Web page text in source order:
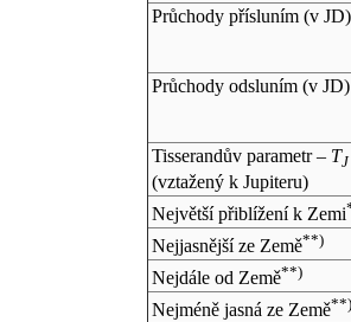
Průchody přísluním (v JD)
Průchody odsluním (v JD)
Tisserandův parametr – TJ
(vztažený k Jupiteru)
Největší přiblížení k Zemi
Nejjasnější ze Země**)
Nejdále od Země**)
Nejméně jasná ze Země**)